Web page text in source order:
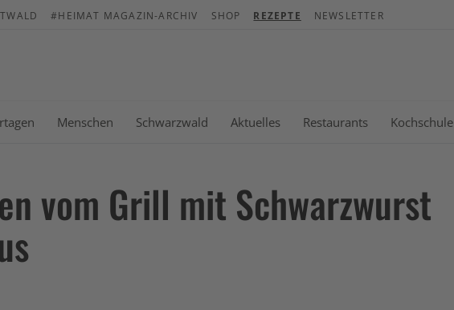
#HEIMAT MAGAZIN-ARCHIV SHOP REZEPTE NEWSLETTER
Menschen Schwarzwald Aktuelles Restaurants Kochschule
vom Grill mit Schwarzwurst